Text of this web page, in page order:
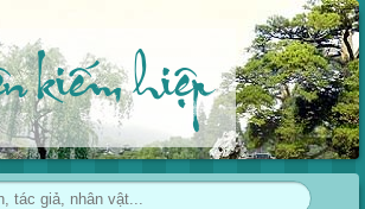
kiếm hiệp